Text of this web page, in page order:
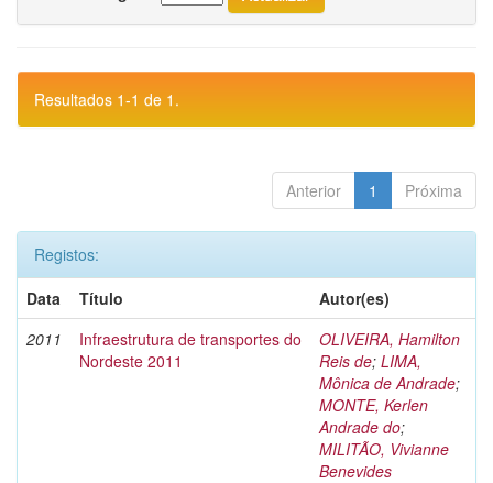
Resultados 1-1 de 1.
Anterior 1 Próxima
Registos:
Data
Título
Autor(es)
2011
Infraestrutura de transportes do
Nordeste 2011
OLIVEIRA, Hamilton
Reis de; LIMA,
Mônica de Andrade;
MONTE, Kerlen
Andrade do;
MILITÃO, Vivianne
Benevides